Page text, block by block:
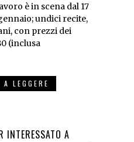
è in scena dal 17
undici recite,
con prezzi dei
(inclusa
LEGGERE
INTERESSATO A